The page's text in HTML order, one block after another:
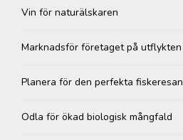
Vin för naturälskaren
Marknadsför företaget på utflykten
Planera för den perfekta fiskeresan
Odla för ökad biologisk mångfald